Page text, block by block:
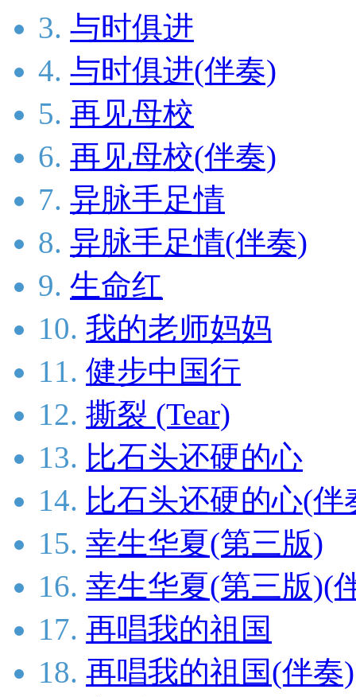
3. 与时俱进
4. 与时俱进(伴奏)
5. 再见母校
6. 再见母校(伴奏)
7. 异脉手足情
8. 异脉手足情(伴奏)
9. 生命红
10. 我的老师妈妈
11. 健步中国行
12. 撕裂 (Tear)
13. 比石头还硬的心
14. 比石头还硬的心(伴
15. 幸生华夏(第三版)
16. 幸生华夏(第三版)(
17. 再唱我的祖国
18. 再唱我的祖国(伴奏)